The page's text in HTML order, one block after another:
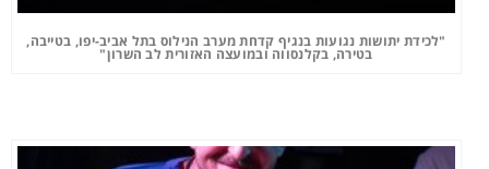
"לכידת יתושות נגועות בנגיף קדחת מערב הנילוס בתל אביב-יפו, בטייבה,
בטירה, בקלנסווה ובמועצה האזורית לב השרון"